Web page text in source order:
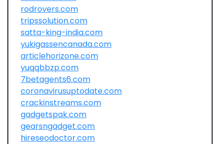
rodrovers.com
tripssolution.com
satta-king-india.com
yukigassencanada.com
articlehorizone.com
yuqqbbzp.com
7betagents6.com
coronavirusuptodate.com
crackinstreams.com
gadgetspak.com
gearsngadget.com
hireseodoctor.com